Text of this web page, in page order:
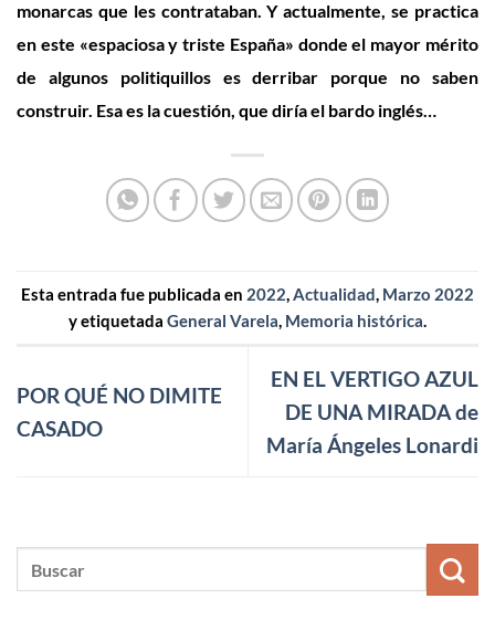
monarcas que les contrataban. Y actualmente, se practica
en este «espaciosa y triste España» donde el mayor mérito
de algunos politiquillos es derribar porque no saben
construir. Esa es la cuestión, que diría el bardo inglés…
Esta entrada fue publicada en 2022,Actualidad, Marzo 2022
y etiquetada General Varela, Memoria histórica.
POR QUÉ NO DIMITE
CASADO
EN EL VERTIGO AZUL
DE UNA MIRADA de
María Ángeles Lonardi